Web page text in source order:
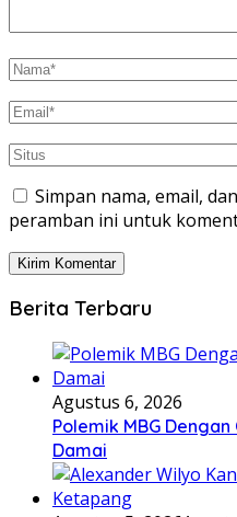
Simpan nama, email,
peramban ini untuk
Berita Terbaru
Agustus 6, 2026
Polemik MBG
Damai